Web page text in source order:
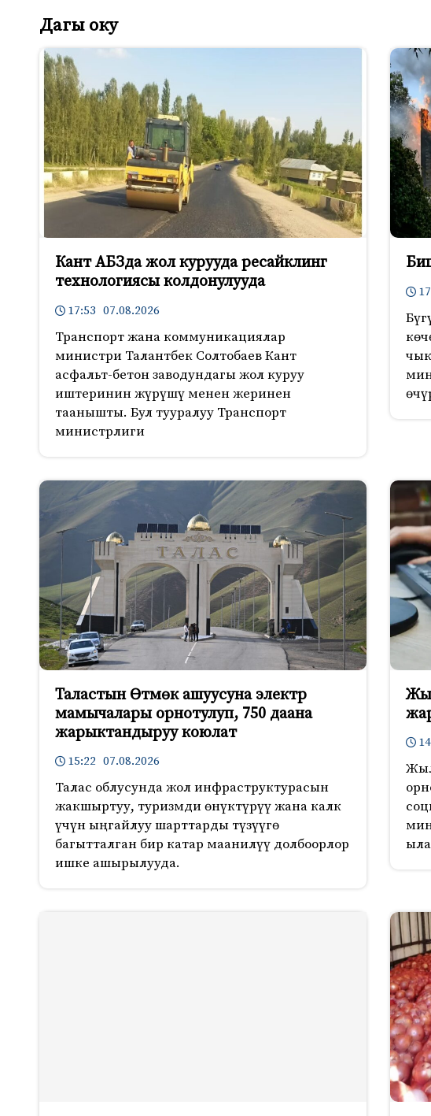
Дагы оку
Кант АБЗда жол курууда ресайклинг
технологиясы колдонулууда
17:53 07.08.2026
Транспорт жана коммуникациялар
министри Талантбек Солтобаев Кант
асфальт-бетон заводундагы жол куруу
иштеринин жүрүшү менен жеринен
таанышты. Бул тууралуу Транспорт
министрлиги
Таластын Өтмөк ашуусуна электр
мамычалары орнотулуп, 750 даана
жарыктандыруу коюлат
15:22 07.08.2026
Талас облусунда жол инфраструктурасын
жакшыртуу, туризмди өнүктүрүү жана калк
үчүн ыңгайлуу шарттарды түзүүгө
багытталган бир катар маанилүү долбоорлор
ишке ашырылууда.